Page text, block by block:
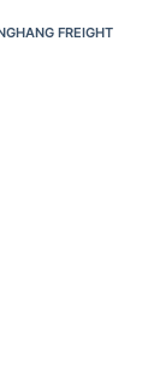
FREIGHT